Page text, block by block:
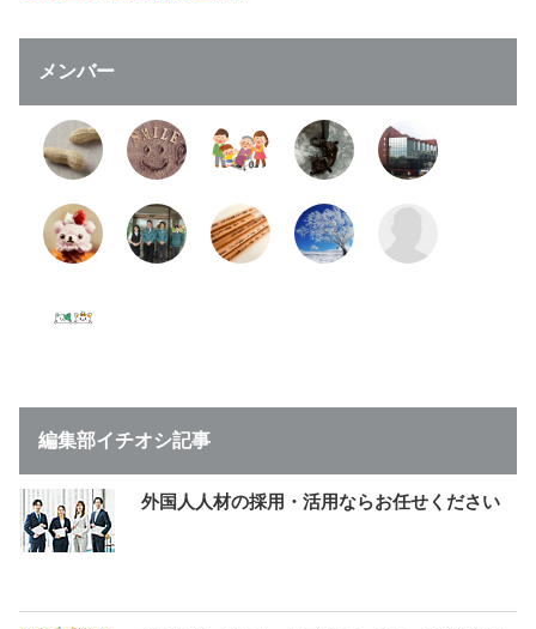
メンバー
編集部イチオシ記事
外国人人材の採用・活用ならお任せください